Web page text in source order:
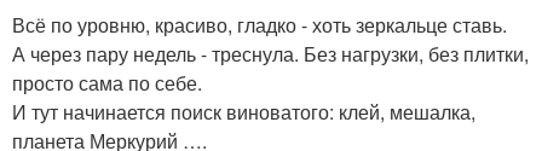
Всё по уровню, красиво, гладко - хоть зеркальце ставь.
А через пару недель - треснула. Без нагрузки, без плитки,
просто сама по себе.
И тут начинается поиск виноватого: клей, мешалка,
планета Меркурий ….